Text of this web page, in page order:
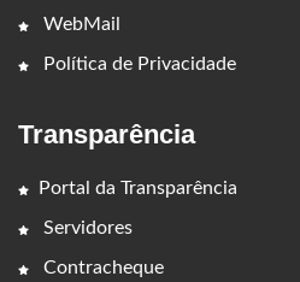
WebMail
Política de Privacidade
Transparência
Portal da Transparência
Servidores
Contracheque